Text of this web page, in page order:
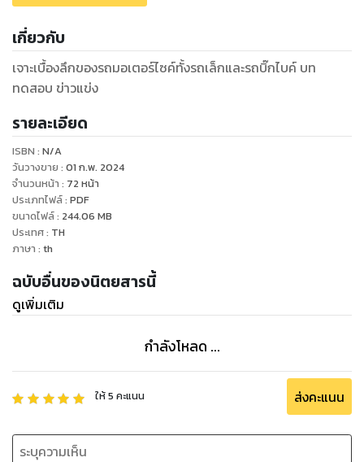
เกี่ยวกับ
เจาะเบื้องลึกของรถมอเตอร์ไซค์ทั้งรถเล็กและรถบิ๊กไบค์ บท
ทดสอบ ข่าวแข่ง
รายละเอียด
ISBN : N/A
วันวางขาย : 01 ก.พ. 2024
จำนวนหน้า : 72 หน้า
ประเภทไฟล์: PDF
ขนาดไฟล์: 244.06 MB
ประเทศ: TH
ภาษา : th
ฉบับอื่นของนิตยสารนี้
ดูเพิ่มเติม
กำลังโหลด ...
ให้5 คะแนน ส่งคะแนน